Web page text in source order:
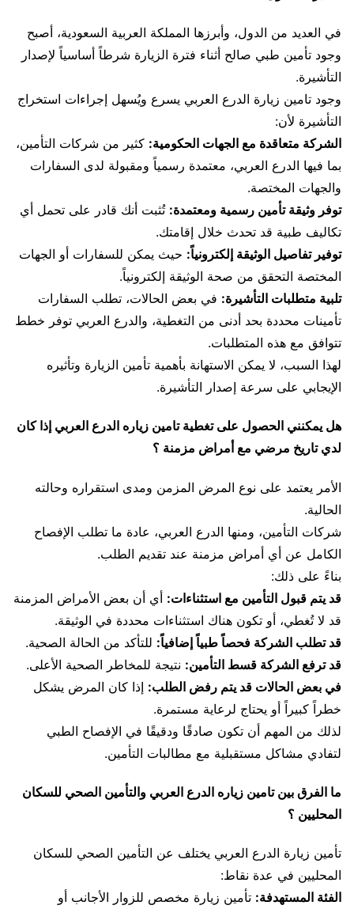
في العديد من الدول، وأبرزها المملكة العربية السعودية، أصبح
وجود تأمين طبي صالح أثناء فترة الزيارة شرطاً أساسياً لإصدار
التأشيرة.
وجود تامين زيارة الدرع العربي يسرع ويُسهل إجراءات استخراج
التأشيرة لأن:
الشركة متعاقدة مع الجهات الحكومية: كثير من شركات التأمين،
بما فيها الدرع العربي، معتمدة رسمياً ومقبولة لدى السفارات
والجهات المختصة.
توفر وثيقة تأمين رسمية ومعتمدة: تُثبت أنك قادر على تحمل أي
تكاليف طبية قد تحدث خلال إقامتك.
توفير تفاصيل الوثيقة إلكترونياً: حيث يمكن للسفارات أو الجهات
المختصة التحقق من صحة الوثيقة إلكترونياً.
تلبية متطلبات التأشيرة: في بعض الحالات، تطلب السفارات
تأمينات محددة بحد أدنى من التغطية، والدرع العربي توفر خطط
تتوافق مع هذه المتطلبات.
لهذا السبب، لا يمكن الاستهانة بأهمية تأمين الزيارة وتأثيره
الإيجابي على سرعة إصدار التأشيرة.
هل يمكنني الحصول على تغطية تامين زياره الدرع العربي إذا كان
لدي تاريخ مرضي مع أمراض مزمنة ؟
الأمر يعتمد على نوع المرض المزمن ومدى استقراره وحالته
الحالية.
شركات التأمين، ومنها الدرع العربي، عادة ما تطلب الإفصاح
الكامل عن أي أمراض مزمنة عند تقديم الطلب.
بناءً على ذلك:
قد يتم قبول التأمين مع استثناءات: أي أن بعض الأمراض المزمنة
قد لا تُغطي، أو تكون هناك استثناءات محددة في الوثيقة.
قد تطلب الشركة فحصاً طبياً إضافياً: للتأكد من الحالة الصحية.
قد ترفع الشركة قسط التأمين: نتيجة للمخاطر الصحية الأعلى.
في بعض الحالات قد يتم رفض الطلب: إذا كان المرض يشكل
خطراً كبيراً أو يحتاج لرعاية مستمرة.
لذلك من المهم أن تكون صادقًا ودقيقًا في الإفصاح الطبي
لتفادي مشاكل مستقبلية مع مطالبات التأمين.
ما الفرق بين تامين زياره الدرع العربي والتأمين الصحي للسكان
المحليين ؟
تأمين زيارة الدرع العربي يختلف عن التأمين الصحي للسكان
المحليين في عدة نقاط:
الفئة المستهدفة: تأمين زيارة مخصص للزوار الأجانب أو